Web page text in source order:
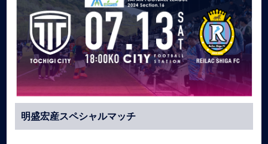
明盛宏産スペシャルマッチ